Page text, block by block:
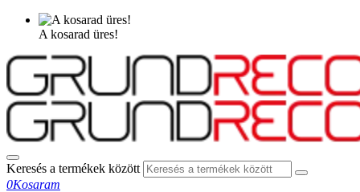
A kosarad üres!
Keresés a termékek között
0Kosaram